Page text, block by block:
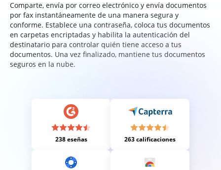
Comparte, envía por correo electrónico y envía documentos
por fax instantáneamente de una manera segura y
conforme. Establece una contraseña, coloca tus documentos
en carpetas encriptadas y habilita la autenticación del
destinatario para controlar quién tiene acceso a tus
documentos. Una vez finalizado, mantiene tus documentos
seguros en la nube.
238 eseñas 263 calificaciones